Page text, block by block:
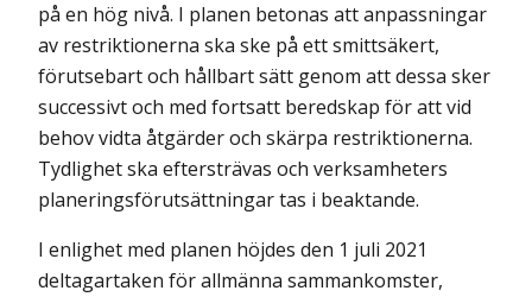
på en hög nivå. I planen betonas att anpassningar
av restriktionerna ska ske på ett smittsäkert,
förutsebart och hållbart sätt genom att dessa sker
successivt och med fortsatt beredskap för att vid
behov vidta åtgärder och skärpa restriktionerna.
Tydlighet ska eftersträvas och verksamheters
planerings­förutsättningar tas i beaktande.
I enlighet med planen höjdes den 1 juli 2021
deltagartaken för allmänna sammankomster,